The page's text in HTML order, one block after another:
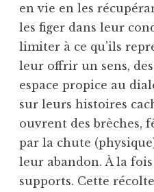
en vie en les
les figer dans leur
limiter à ce qu’ils
leur offrir un sens,
espace propice au
sur leurs histoires
ouvrent des brèches,
par la chute
leur abandon. À la
supports. Cette